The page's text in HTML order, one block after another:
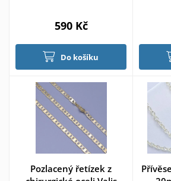
590 Kč
Do košíku
Pozlacený řetízek z